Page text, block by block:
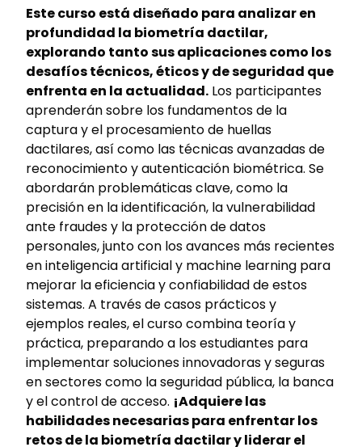
Este curso está diseñado para analizar en
profundidad la biometría dactilar,
explorando tanto sus aplicaciones como los
desafíos técnicos, éticos y de seguridad que
enfrenta en la actualidad. Los participantes
aprenderán sobre los fundamentos de la
captura y el procesamiento de huellas
dactilares, así como las técnicas avanzadas de
reconocimiento y autenticación biométrica. Se
abordarán problemáticas clave, como la
precisión en la identificación, la vulnerabilidad
ante fraudes y la protección de datos
personales, junto con los avances más recientes
en inteligencia artificial y machine learning para
mejorar la eficiencia y confiabilidad de estos
sistemas. A través de casos prácticos y
ejemplos reales, el curso combina teoría y
práctica, preparando a los estudiantes para
implementar soluciones innovadoras y seguras
en sectores como la seguridad pública, la banca
y el control de acceso. ¡Adquiere las
habilidades necesarias para enfrentar los
retos de la biometría dactilar y liderar el